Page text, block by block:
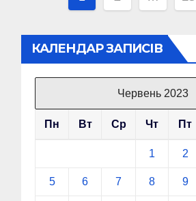
КАЛЕНДАР ЗАПИСІВ
Червень 2023
Пн Вт Ср Чт Пт
1 2
5 6 7 8 9